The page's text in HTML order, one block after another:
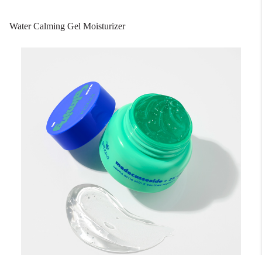
Water Calming Gel Moisturizer